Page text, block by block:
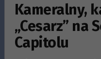
Kameralny,
„Cesarz” na
Capitolu